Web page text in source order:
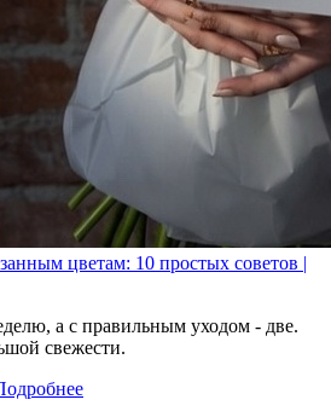
цветам: 10 простых советов |
а с правильным уходом - две.
свежести.